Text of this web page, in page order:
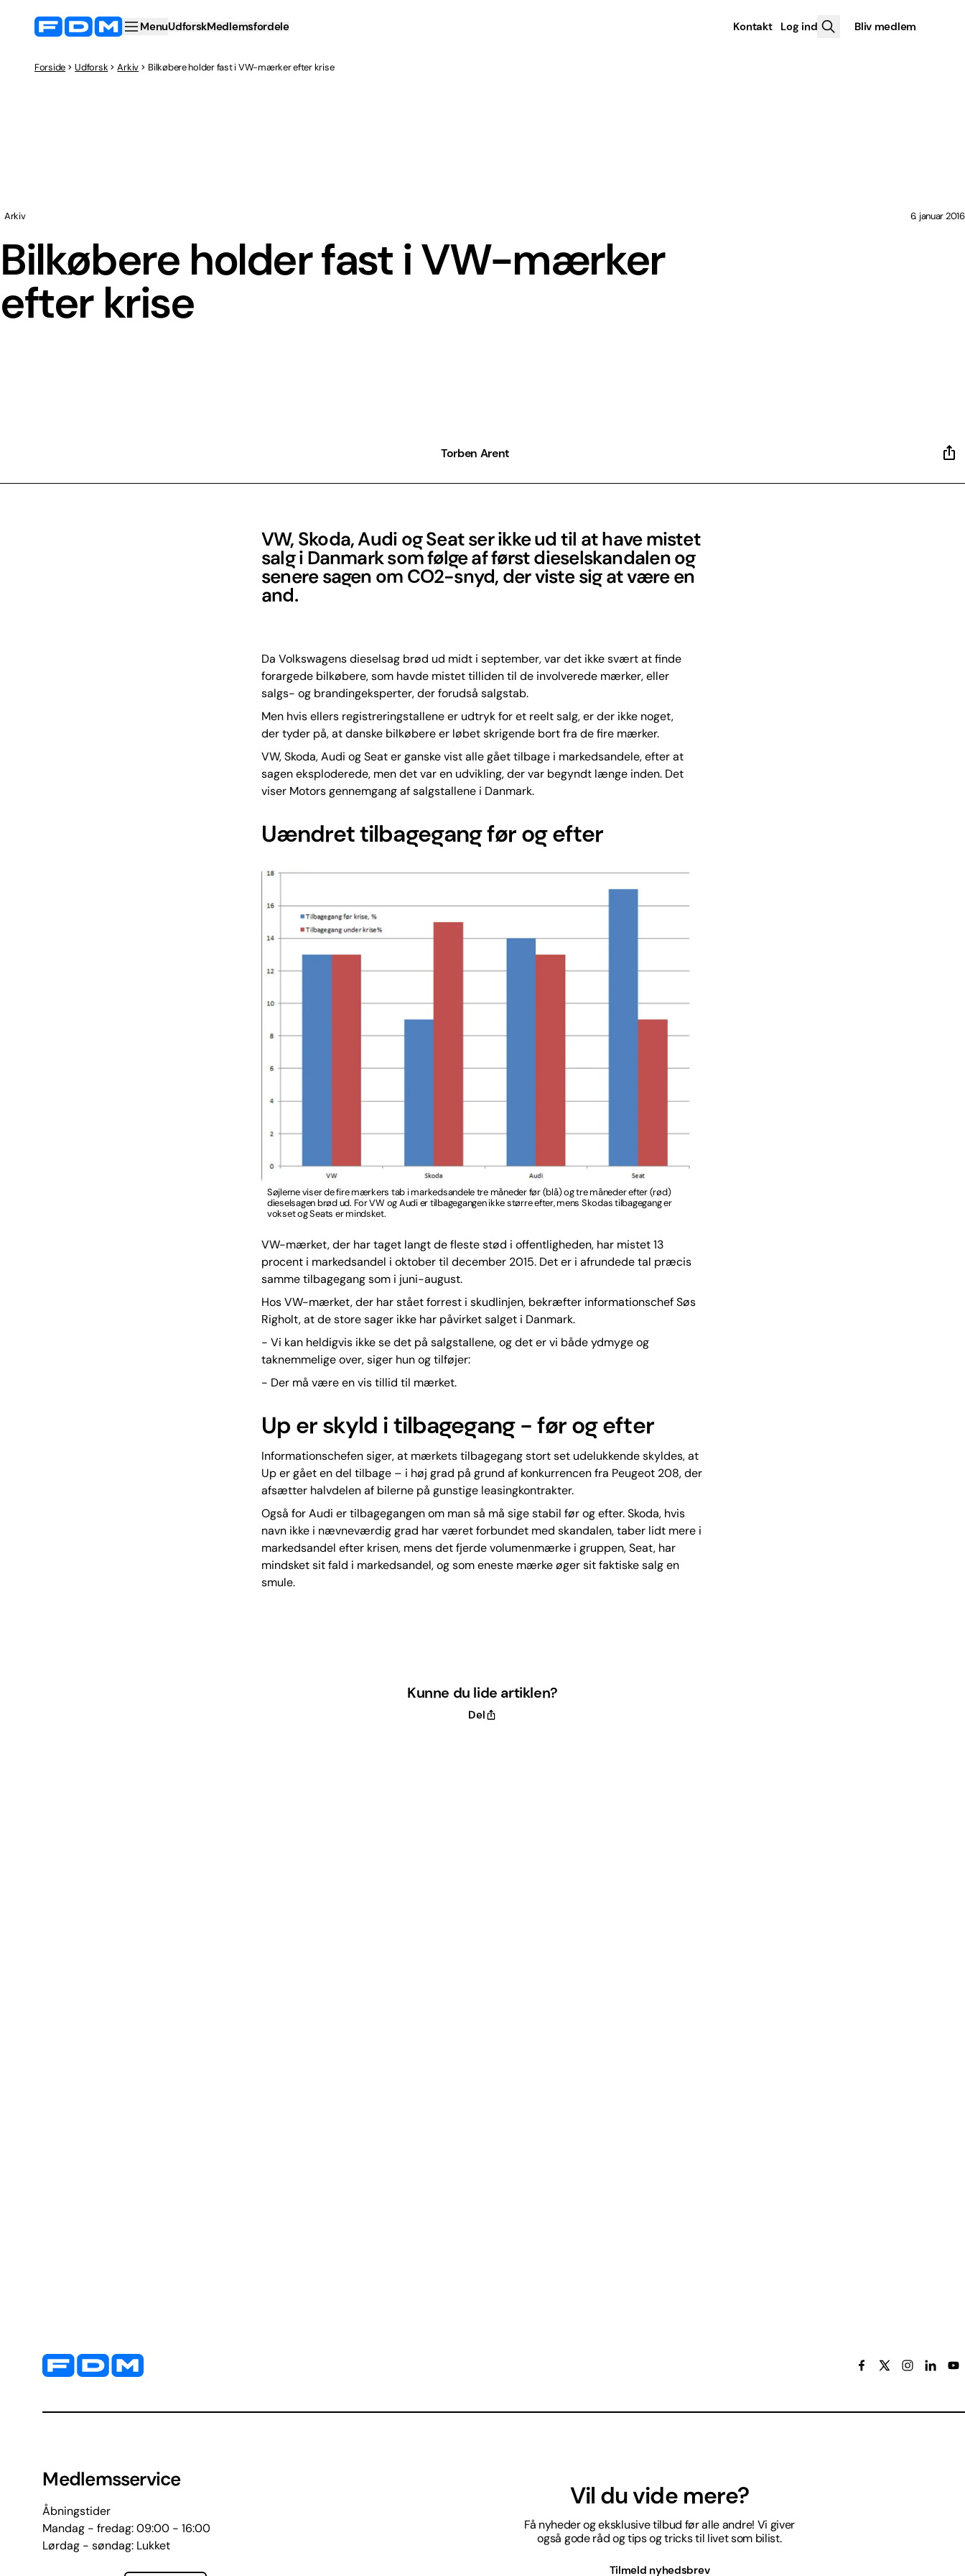
MenuUdforskMedlemsfordele Kontakt Log ind Bliv medlem
Forside Udforsk Arkiv Bilkøbere holder fast i VW-mærker efter krise
Bilkøbere holder fast i VW-mærker
efter krise
Arkiv 6. januar 2016
Torben Arent
VW, Skoda, Audi og Seat ser ikke ud til at have mistet
salg i Danmark som følge af først dieselskandalen og
senere sagen om CO2-snyd, der viste sig at være en
and.
Da Volkswagens dieselsag brød ud midt i september, var det ikke svært at finde
forargede bilkøbere, som havde mistet tilliden til de involverede mærker, eller
salgs- og brandingeksperter, der forudså salgstab.
Men hvis ellers registreringstallene er udtryk for et reelt salg, er der ikke noget,
der tyder på, at danske bilkøbere er løbet skrigende bort fra de fire mærker.
VW, Skoda, Audi og Seat er ganske vist alle gået tilbage i markedsandele, efter at
sagen eksploderede, men det var en udvikling, der var begyndt længe inden. Det
viser Motors gennemgang af salgstallene i Danmark.
Uændret tilbagegang før og efter
Søjlerne viser de fire mærkers tab i markedsandele tre måneder før (blå) og tre måneder efter (rød)
dieselsagen brød ud. For VW og Audi er tilbagegangen ikke større efter, mens Skodas tilbagegang er
vokset og Seats er mindsket.
VW-mærket, der har taget langt de fleste stød i offentligheden, har mistet 13
procent i markedsandel i oktober til december 2015. Det er i afrundede tal præcis
samme tilbagegang som i juni-august.
Hos VW-mærket, der har stået forrest i skudlinjen, bekræfter informationschef Søs
Righolt, at de store sager ikke har påvirket salget i Danmark.
- Vi kan heldigvis ikke se det på salgstallene, og det er vi både ydmyge og
taknemmelige over, siger hun og tilføjer:
- Der må være en vis tillid til mærket.
Up er skyld i tilbagegang - før og efter
Informationschefen siger, at mærkets tilbagegang stort set udelukkende skyldes, at
Up er gået en del tilbage – i høj grad på grund af konkurrencen fra Peugeot 208, der
afsætter halvdelen af bilerne på gunstige leasingkontrakter.
Også for Audi er tilbagegangen om man så må sige stabil før og efter. Skoda, hvis
navn ikke i nævneværdig grad har været forbundet med skandalen, taber lidt mere i
markedsandel efter krisen, mens det fjerde volumenmærke i gruppen, Seat, har
mindsket sit fald i markedsandel, og som eneste mærke øger sit faktiske salg en
smule.
Kunne du lide artiklen?
Del
Yderligere information og kontaktoplysninger
Medlemsservice
Åbningstider
Mandag - fredag: 09:00 - 16:00
Lørdag - søndag: Lukket
Vil du vide mere?
Få nyheder og eksklusive tilbud før alle andre! Vi giver
også gode råd og tips og tricks til livet som bilist.
Tilmeld nyhedsbrev